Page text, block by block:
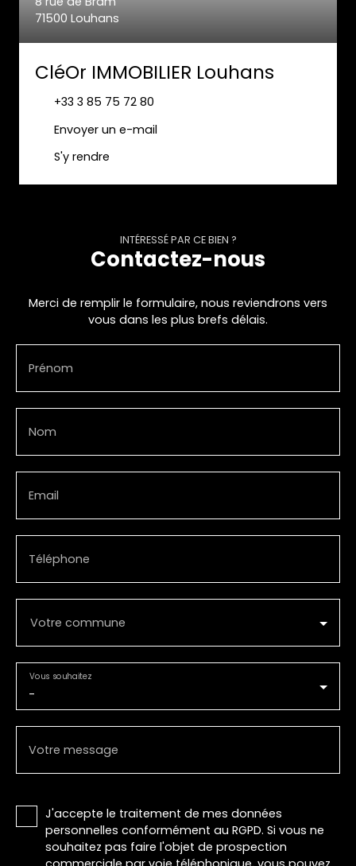
71500 Louhans
CléOr IMMOBILIER Louhans
+33 3 85 75 72 80
Envoyer un e-mail
S'y rendre
INTÉRESSÉ PAR CE BIEN ?
Contactez-nous
Merci de remplir le formulaire, nous reviendrons vers
vous dans les plus brefs délais.
Prénom
Nom
Email
Téléphone
Votre commune
-
Vous souhaitez
Votre message
J'accepte le traitement de mes données
personnelles conformément au RGPD. Si vous ne
souhaitez pas faire l'objet de prospection